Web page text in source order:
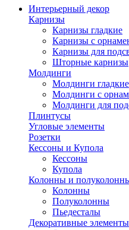
Интерьерный декор
Карнизы
Карнизы гладкие
Карнизы с
Карнизы для
Шторные карнизы
Молдинги
Молдинги гладкие
Молдинги с
Молдинги для
Плинтусы
Угловые элементы
Розетки
Кессоны и Купола
Кессоны
Купола
Колонны и
Колонны
Полуколонны
Пьедесталы
Декоративные элементы